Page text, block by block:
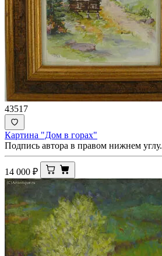
43517
Картина "Дом в горах"
Подпись автора в правом нижнем углу.
14 000 ₽